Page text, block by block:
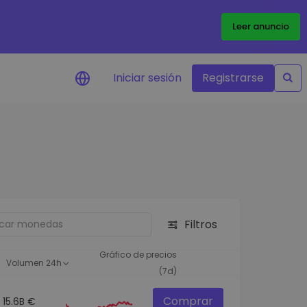
Leer anuncio
oportunidades de
inteligente para un
Iniciar sesión Registrarse
Filtros
Volumen 24h
Gráfico de precios
(7d)
15.6B € Comprar